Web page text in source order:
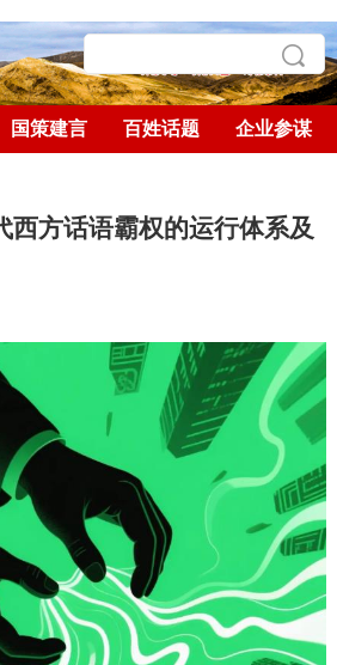
国策建言 百姓话题 企业参谋
西方话语霸权的运行体系及